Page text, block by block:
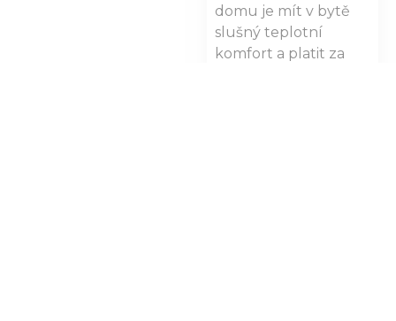
domu je mít v bytě
slušný teplotní
komfort a platit za